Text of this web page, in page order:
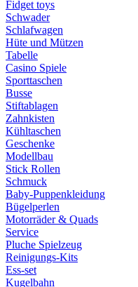
Fidget toys
Schwader
Schlafwagen
Hüte und Mützen
Tabelle
Casino Spiele
Sporttaschen
Busse
Stiftablagen
Zahnkisten
Kühltaschen
Geschenke
Modellbau
Stick Rollen
Schmuck
Baby-Puppenkleidung
Bügelperlen
Motorräder & Quads
Service
Pluche Spielzeug
Reinigungs-Kits
Ess-set
Kugelbahn